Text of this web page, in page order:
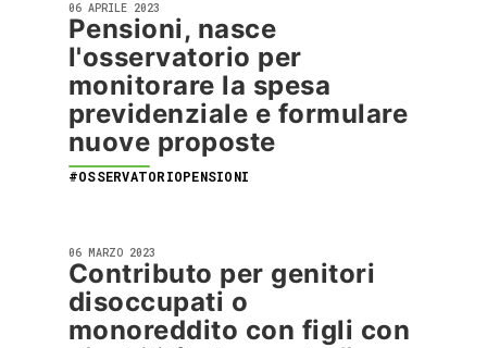
06 APRILE 2023
Pensioni, nasce
l'osservatorio per
monitorare la spesa
previdenziale e formulare
nuove proposte
#OSSERVATORIOPENSIONI
06 MARZO 2023
Contributo per genitori
disoccupati o
monoreddito con figli con